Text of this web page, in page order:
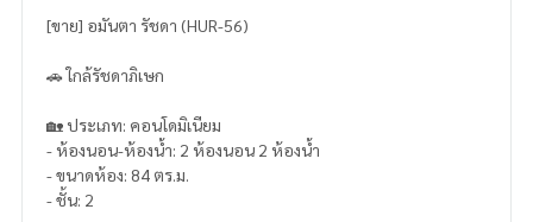
[ขาย] อมันตา รัชดา (HUR-56)
🚗 ใกล้รัชดาภิเษก
🏡 ประเภท: คอนโดมิเนียม
- ห้องนอน-ห้องน้ำ: 2 ห้องนอน 2 ห้องน้ำ
- ขนาดห้อง: 84 ตร.ม.
- ชั้น: 2